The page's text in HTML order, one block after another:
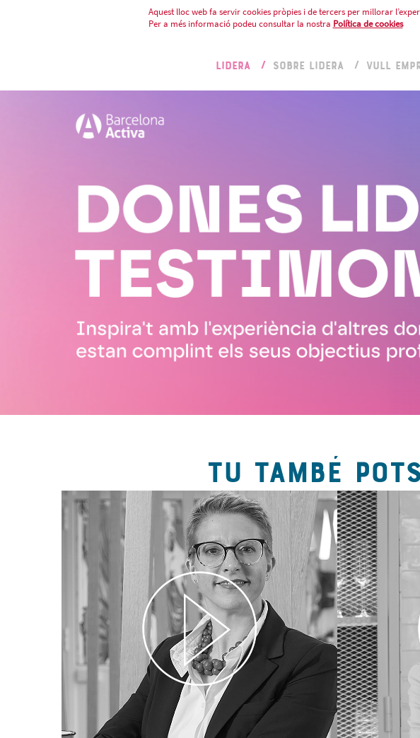
Aquest lloc web fa servir cookies pròpies i de tercers per millorar
Per a més informació podeu consultar la nostra Política de cookies
LIDERA SOBRE LIDERA VULL
TU TAMBÉ